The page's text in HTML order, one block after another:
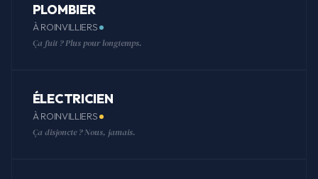
PLOMBIER
À ROINVILLIERS
Ça fuit ? Plus pour longtemps.
ÉLECTRICIEN
À ROINVILLIERS
Ça disjoncte ? Nous, jamais.